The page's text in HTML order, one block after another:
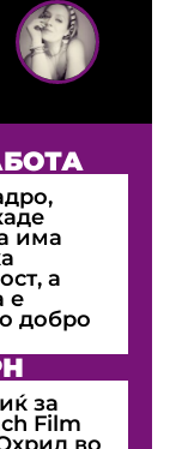
има
а
е
добро
за
Film